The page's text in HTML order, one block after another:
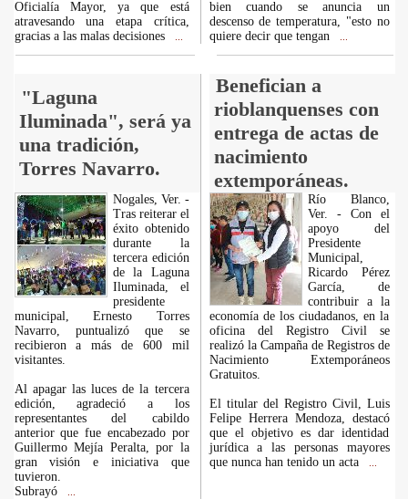
Oficialía Mayor, ya que está
atravesando una etapa crítica,
gracias a las malas decisiones
bien cuando se anuncia un
descenso de temperatura, "esto no
quiere decir que tengan
"Laguna
Iluminada", será ya
una tradición,
Torres Navarro.
Benefician a
rioblanquenses con
entrega de actas de
nacimiento
extemporáneas.
Nogales, Ver. -
Tras reiterar el
éxito obtenido
durante la
tercera edición
de la Laguna
Iluminada, el
presidente
municipal, Ernesto Torres
Navarro, puntualizó que se
recibieron a más de 600 mil
visitantes.
Al apagar las luces de la tercera
edición, agradeció a los
representantes del cabildo
anterior que fue encabezado por
Guillermo Mejía Peralta, por la
gran visión e iniciativa que
tuvieron.
Subrayó
Río Blanco,
Ver. - Con el
apoyo del
Presidente
Municipal,
Ricardo Pérez
García, de
contribuir a la
economía de los ciudadanos, en la
oficina del Registro Civil se
realizó la Campaña de Registros de
Nacimiento Extemporáneos
Gratuitos.
El titular del Registro Civil, Luis
Felipe Herrera Mendoza, destacó
que el objetivo es dar identidad
jurídica a las personas mayores
que nunca han tenido un acta